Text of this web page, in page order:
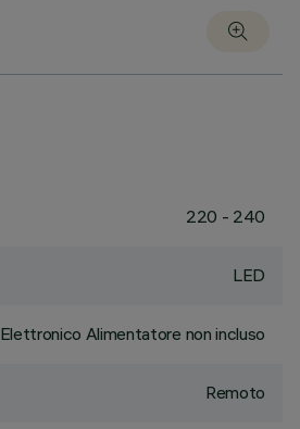
220 - 240
LED
Elettronico Alimentatore non incluso
Remoto